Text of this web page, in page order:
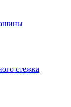
стежка